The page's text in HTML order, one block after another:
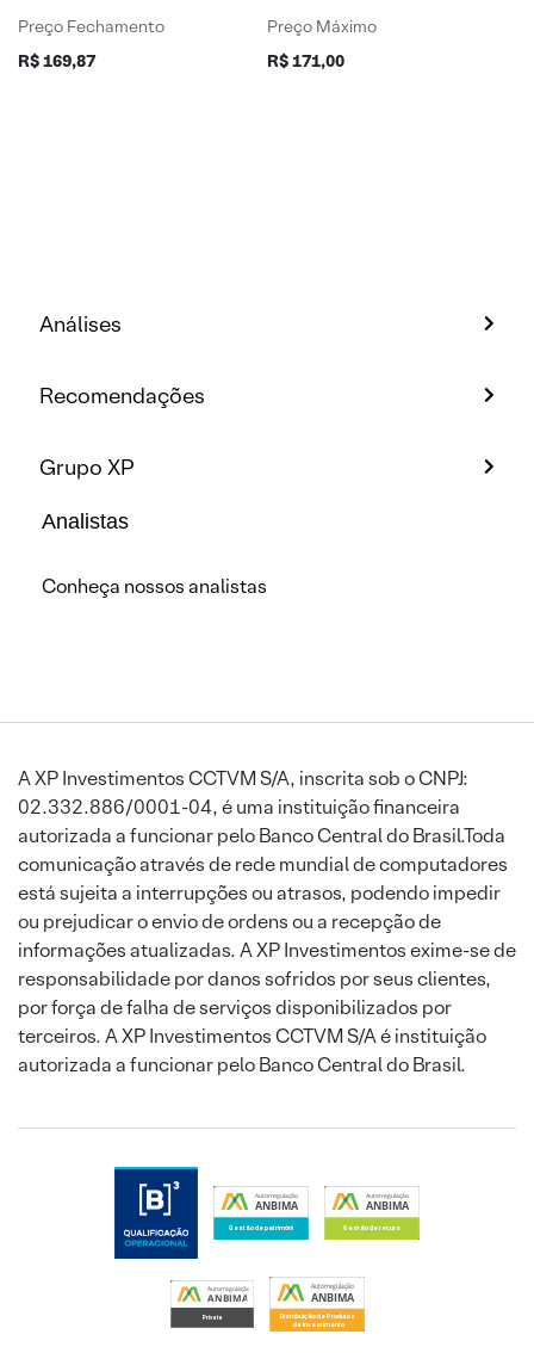
Preço Fechamento
R$ 169,87
Preço Máximo
R$ 171,00
Análises
Recomendações
Grupo XP
Analistas
Conheça nossos analistas
A XP Investimentos CCTVM S/A, inscrita sob o CNPJ:
02.332.886/0001-04, é uma instituição financeira
autorizada a funcionar pelo Banco Central do Brasil.Toda
comunicação através de rede mundial de computadores
está sujeita a interrupções ou atrasos, podendo impedir
ou prejudicar o envio de ordens ou a recepção de
informações atualizadas. A XP Investimentos exime-se de
responsabilidade por danos sofridos por seus clientes,
por força de falha de serviços disponibilizados por
terceiros. A XP Investimentos CCTVM S/A é instituição
autorizada a funcionar pelo Banco Central do Brasil.